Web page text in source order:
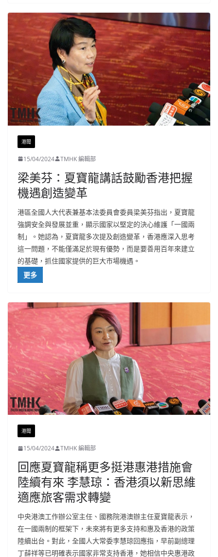
港聞
15/04/2024 TMHK 編輯部
梁美芬：夏寶龍講話鼓勵香港把握
機遇創造變革
港區全國人大代表兼基本法委員會委員梁美芬指出，夏寶龍
強調安全與發展並重，顯示國家以堅定的決心維護「一國兩
制」。她認為，夏寶龍多次提及創造變革，香港應深入思考
這一問題，不能僅滿足於現有優勢，而是要善用百年來建立
的基礎，抓住國家提供的巨大市場機遇。
更多
港聞
15/04/2024 TMHK 編輯部
回應夏寶龍稱更多挺港惠港措施會
陸續有來 李慧琼：香港須以新思維
適應旅客需求轉變
中央港澳工作辦公室主任、國務院港澳辦主任夏寶龍表示，
在一國兩制的框架下，未來將有更多支持和惠及香港的政策
陸續出台。對此，全國人大常委李慧琼回應指，早前副總理
丁薛祥等已明確表示國家非常支持香港，她相信中央惠港政